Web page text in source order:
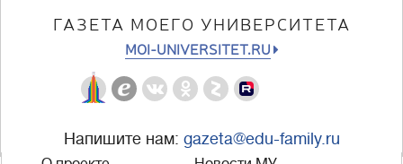
ГАЗЕТА МОЕГО УНИВЕРСИТЕТА
MOI-UNIVERSITET.RU
Напишите нам: gazeta@edu-family.ru